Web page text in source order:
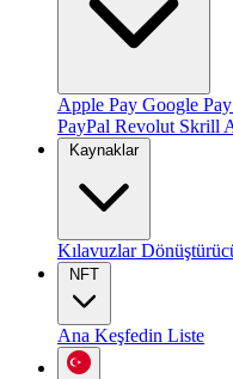
Apple Pay Google Pay
PayPal Revolut Skrill
Kaynaklar
Kılavuzlar
NFT
Ana Keşfedin Liste